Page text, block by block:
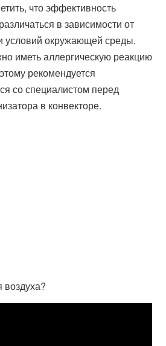
что эффективность
в зависимости от
условий окружающей среды.
иметь аллергическую реакцию
рекомендуется
со специалистом перед
в конвекторе.
воздуха?